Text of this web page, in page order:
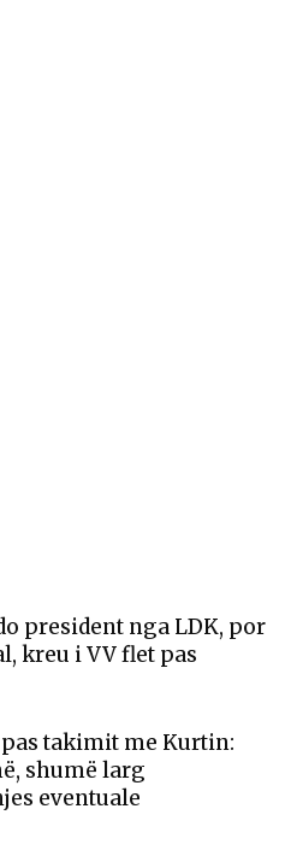
president nga LDK, por
kreu i VV flet pas
takimit me Kurtin:
shumë larg
eventuale